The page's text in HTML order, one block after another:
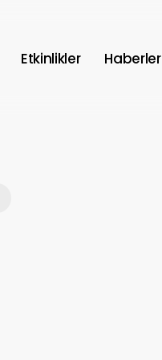
Etkinlikler Haberler